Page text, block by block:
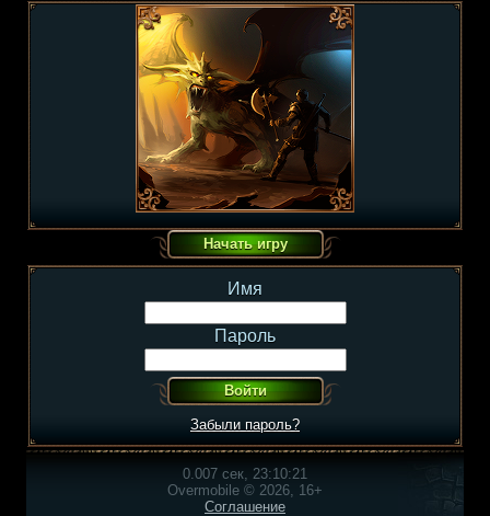
Имя
Пароль
Забыли пароль?
0.007 сек, 23:10:21
Overmobile © 2026, 16+
Соглашение